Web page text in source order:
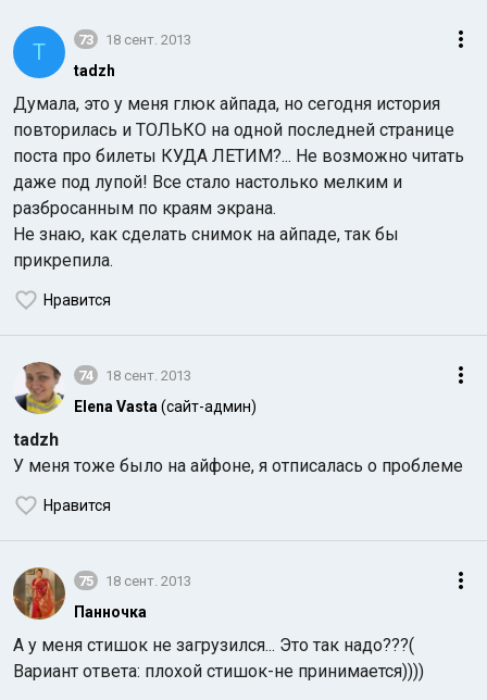
T 73 18 сент. 2013
tadzh
Думала, это у меня глюк айпада, но сегодня история
повторилась и ТОЛЬКО на одной последней странице
поста про билеты КУДА ЛЕТИМ?... Не возможно читать
даже под лупой! Все стало настолько мелким и
разбросанным по краям экрана.
Не знаю, как сделать снимок на айпаде, так бы
прикрепила.
Нравится
74 18 сент. 2013
Elena Vasta (сайт-админ)
tadzh
У меня тоже было на айфоне, я отписалась о проблеме
Нравится
75 18 сент. 2013
Панночка
А у меня стишок не загрузился... Это так надо???(
Вариант ответа: плохой стишок-не принимается))))